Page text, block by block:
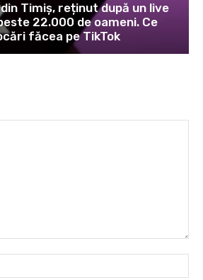
Timiș, reținut după un live
22.000 de oameni. Ce
făcea pe TikTok